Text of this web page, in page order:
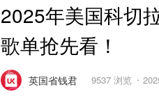
2025年美国科切
歌单抢先看！
英国省钱君 9537 浏览